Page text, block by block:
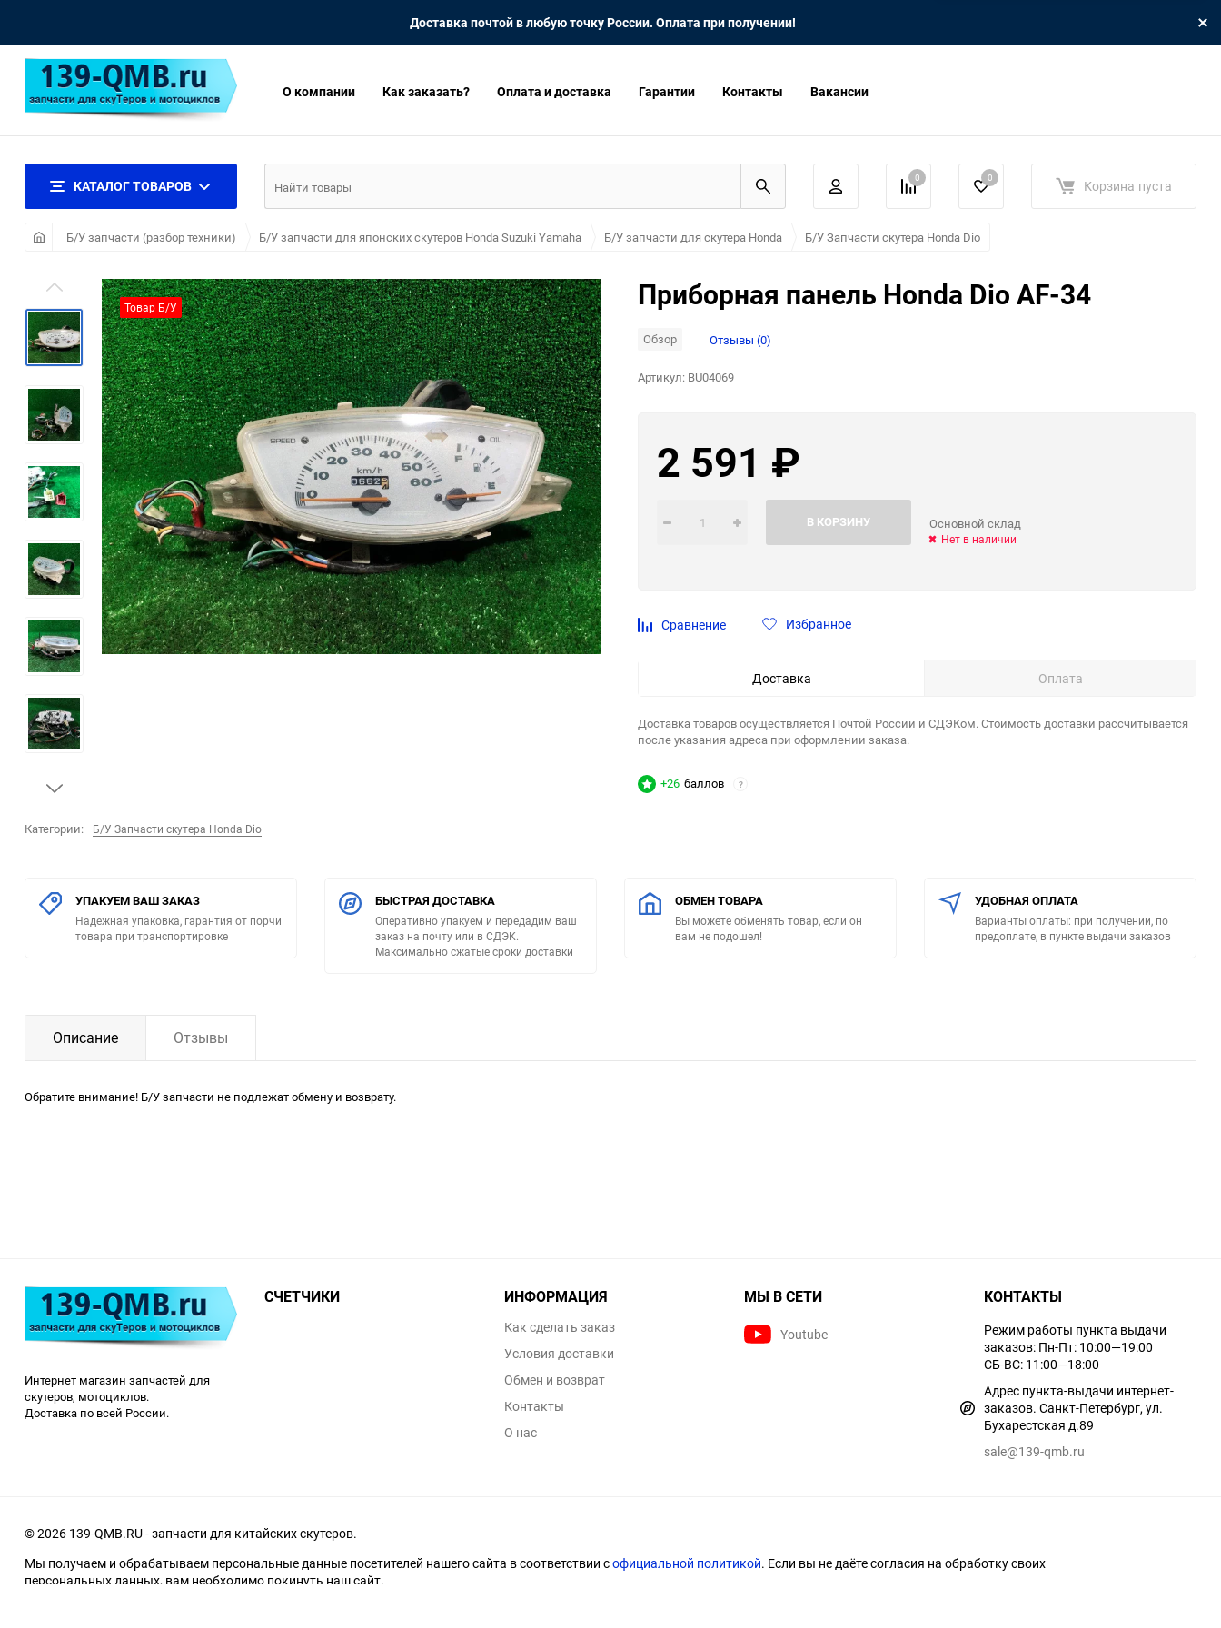
Доставка почтой в любую точку России. Оплата при получении!
О компании Как заказать? Оплата и доставка Гарантии Контакты Вакансии
КАТАЛОГ ТОВАРОВ 0 0 Корзина пуста
Б/У запчасти (разбор техники) Б/У запчасти для японских скутеров Honda Suzuki Yamaha Б/У запчасти для скутера Honda Б/У Запчасти скутера Honda Dio
Товар Б/У
Категории: Б/У Запчасти скутера Honda Dio
Приборная панель Honda Dio AF-34
Обзор Отзывы (0)
Артикул: BU04069
2 591 ₽
В КОРЗИНУ Основной склад
Нет в наличии
Сравнение Избранное
Доставка Оплата
Доставка товаров осуществляется Почтой России и СДЭКом. Стоимость доставки рассчитывается
после указания адреса при оформлении заказа.
+26 баллов ?
УПАКУЕМ ВАШ ЗАКАЗ
Надежная упаковка, гарантия от порчи
товара при транспортировке
БЫСТРАЯ ДОСТАВКА
Оперативно упакуем и передадим ваш
заказ на почту или в СДЭК.
Максимально сжатые сроки доставки
ОБМЕН ТОВАРА
Вы можете обменять товар, если он
вам не подошел!
УДОБНАЯ ОПЛАТА
Варианты оплаты: при получении, по
предоплате, в пункте выдачи заказов
Описание Отзывы
Обратите внимание! Б/У запчасти не подлежат обмену и возврату.
Интернет магазин запчастей для
скутеров, мотоциклов.
Доставка по всей России.
СЧЕТЧИКИ ИНФОРМАЦИЯ
Как сделать заказ
Условия доставки
Обмен и возврат
Контакты
О нас
МЫ В СЕТИ
Youtube
КОНТАКТЫ
Режим работы пункта выдачи
заказов: Пн-Пт: 10:00—19:00
СБ-ВС: 11:00—18:00
Адрес пункта-выдачи интернет-
заказов. Санкт-Петербург, ул.
Бухарестская д.89
sale@139-qmb.ru
© 2026 139-QMB.RU - запчасти для китайских скутеров.
Мы получаем и обрабатываем персональные данные посетителей нашего сайта в соответствии софициальной политикой. Если вы не даёте согласия на обработку своих
персональных данных, вам необходимо покинуть наш сайт.